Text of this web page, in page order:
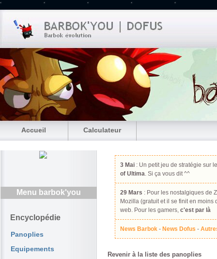
Accueil Calculateur
Menu barbok'you
Encyclopédie
Panoplies
Equipements
3 Mai : Un petit jeu de stratégie sur
of Ultima. Si ça vous dit ^^
29 Mars : Pour les nostalgiques de
Mozilla (gratuit et il se finit en
web. Pour les gamers, c'est par là
News Barbok - News Dofus -
Revenir à la liste des panoplies